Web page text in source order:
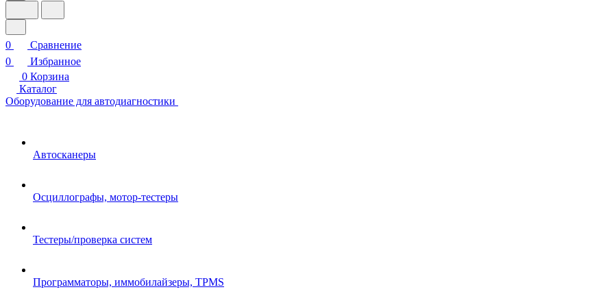
0
Сравнение
0
Избранное
0 Корзина
Каталог
Оборудование для автодиагностики
Автосканеры
Осциллографы, мотор-тестеры
Тестеры/проверка систем
Программаторы, иммобилайзеры, TPMS